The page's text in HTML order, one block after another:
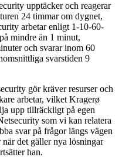
upptäcker och reagerar
24 timmar om dygnet,
arbetar enligt 1-10-60-
mindre än 1 minut,
och svarar inom 60
svarstiden 9
gör kräver resurser och
arbetar, vilket Kragerø
upp tillräckligt på egen
som vi kan relatera
svar på frågor längs vägen
det gäller nya lösningar
han.